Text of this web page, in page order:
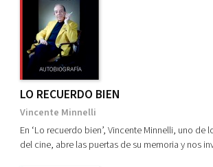
LO RECUERDO BIEN
Vincente Minnelli
En ‘Lo recuerdo bien’, Vincente Minnelli, uno de
del cine, abre las puertas de su memoria y nos